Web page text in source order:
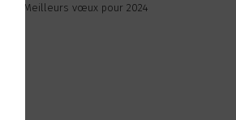
Meilleurs vœux pour 2024